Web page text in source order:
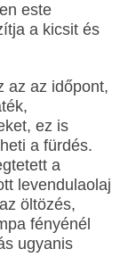
este
a kicsit és
az az időpont,
ez is
a fürdés.
a
levendulaolaj
öltözés,
fényénél
ugyanis